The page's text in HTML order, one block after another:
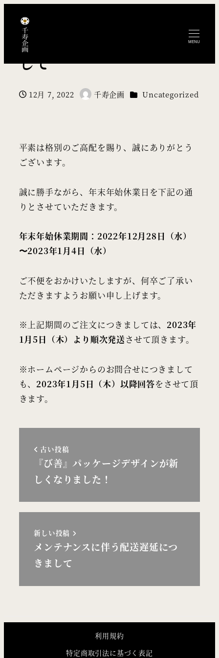
MENU
年末年始の営業につきま
して
投稿日
12月 7, 2022
著
千寿企画 カテゴリー
Uncategorized
平素は格別のご高配を賜り、誠にありがとう
ございます。
誠に勝手ながら、年末年始休業日を下記の通
りとさせていただきます。
年末年始休業期間：2022年12月28日（水）
〜2023年1月4日（水）
ご不便をおかけいたしますが、何卒ご了承い
ただきますようお願い申し上げます。
※上記期間のご注文につきましては、 2023年
1月5日（木）より順次発送させて頂きます。
※ホームページからのお問合せにつきまして
も、 2023年1月5日（木）以降回答をさせて頂
きます。
古い投稿
『び善』パッケージデザインが新
しくなりました！
新しい投稿
メンテナンスに伴う配送遅延につ
きまして
利用規約
特定商取引法に基づく表記